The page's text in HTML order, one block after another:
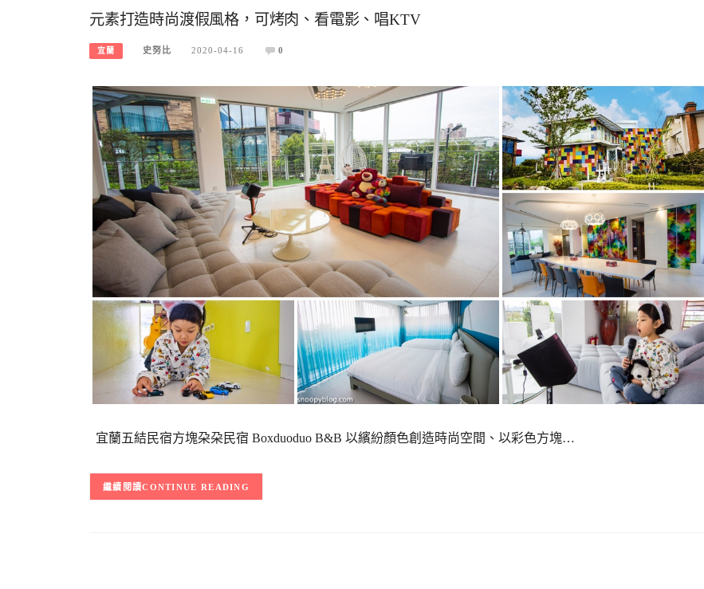
元素打造時尚渡假風格，可烤肉、看電影、唱KTV
宜蘭 史努比 2020-04-16 0
宜蘭五結民宿方塊朶朶民宿 Boxduoduo B&B 以繽紛顏色創造時尚空間、以彩色方塊…
CONTINUE READING